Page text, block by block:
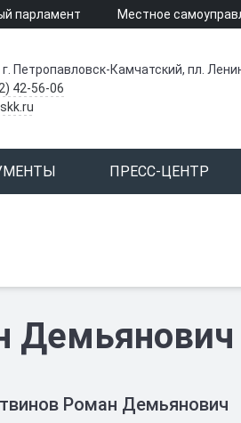
парламент Местное
Петропавловск-Камчатский, пл.
42-56-06
ПРЕСС-ЦЕНТР
Демьянович
Роман Демьянович